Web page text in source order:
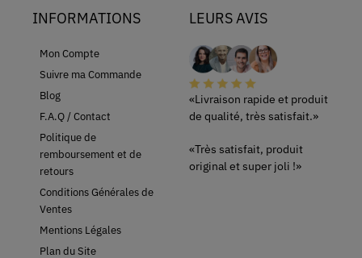
INFORMATIONS
Mon Compte
Suivre ma Commande
Blog
F.A.Q / Contact
Politique de
remboursement et de
retours
Conditions Générales de
Ventes
Mentions Légales
Plan du Site
LEURS AVIS
«Livraison rapide et produit
de qualité, très satisfait.»
«Très satisfait, produit
original et super joli !»